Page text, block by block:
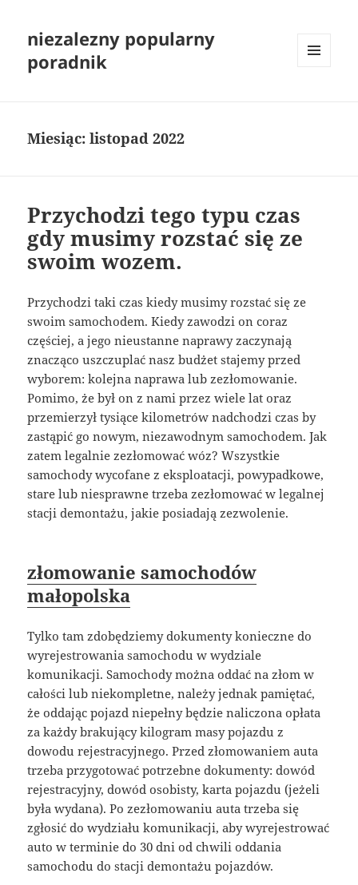
niezalezny popularny
poradnik
Miesiąc:listopad 2022
Przychodzi tego typu czas
gdy musimy rozstać się ze
swoim wozem.
Przychodzi taki czas kiedy musimy rozstać się ze
swoim samochodem. Kiedy zawodzi on coraz
częściej, a jego nieustanne naprawy zaczynają
znacząco uszczuplać nasz budżet stajemy przed
wyborem: kolejna naprawa lub zezłomowanie.
Pomimo, że był on z nami przez wiele lat oraz
przemierzył tysiące kilometrów nadchodzi czas by
zastąpić go nowym, niezawodnym samochodem. Jak
zatem legalnie zezłomować wóz? Wszystkie
samochody wycofane z eksploatacji, powypadkowe,
stare lub niesprawne trzeba zezłomować w legalnej
stacji demontażu, jakie posiadają zezwolenie.
złomowanie samochodów
małopolska
Tylko tam zdobędziemy dokumenty konieczne do
wyrejestrowania samochodu w wydziale
komunikacji. Samochody można oddać na złom w
całości lub niekompletne, należy jednak pamiętać,
że oddając pojazd niepełny będzie naliczona opłata
za każdy brakujący kilogram masy pojazdu z
dowodu rejestracyjnego. Przed złomowaniem auta
trzeba przygotować potrzebne dokumenty: dowód
rejestracyjny, dowód osobisty, karta pojazdu (jeżeli
była wydana). Po zezłomowaniu auta trzeba się
zgłosić do wydziału komunikacji, aby wyrejestrować
auto w terminie do 30 dni od chwili oddania
samochodu do stacji demontażu pojazdów.